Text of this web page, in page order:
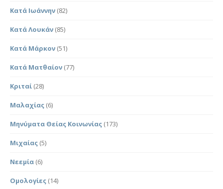
Κατά Ιωάννην (82)
Κατά Λουκάν (85)
Κατά Μάρκον (51)
Κατά Ματθαίον (77)
Κριταί (28)
Μαλαχίας (6)
Μηνύματα Θείας Κοινωνίας (173)
Μιχαίας (5)
Νεεμία (6)
Ομολογίες (14)